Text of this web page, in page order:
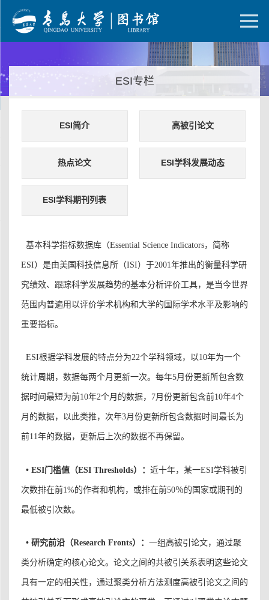
ESI专栏
ESI简介 高被引论文
热点论文 ESI学科发展动态
ESI学科期刊列表
基本科学指标数据库（Essential Science Indicators，简称
ESI）是由美国科技信息所（ISI）于2001年推出的衡量科学研
究绩效、跟踪科学发展趋势的基本分析评价工具，是当今世界
范围内普遍用以评价学术机构和大学的国际学术水平及影响的
重要指标。
ESI根据学科发展的特点分为22个学科领域，以10年为一个
统计周期，数据每两个月更新一次。每年5月份更新所包含数
据时间最短为前10年2个月的数据，7月份更新包含前10年4个
月的数据，以此类推，次年3月份更新所包含数据时间最长为
前11年的数据，更新后上次的数据不再保留。
• ESI门槛值 （ESI Thresholds）： 近十年，某一ESI学科被引
次数排在前1%的作者和机构，或排在前50％的国家或期刊的
最低被引次数。
• 研究前沿（Research Fronts）： 一组高被引论文，通过聚
类分析确定的核心论文。论文之间的共被引关系表明这些论文
具有一定的相关性，通过聚类分析方法测度高被引论文之间的